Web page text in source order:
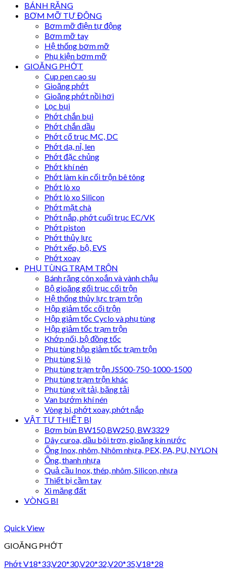
BÁNH RĂNG
BƠM MỠ TỰ ĐỘNG
Bơm mỡ điện tự động
Bơm mỡ tay
Hệ thống bơm mỡ
Phụ kiện bơm mỡ
GIOĂNG PHỚT
Cup pen cao su
Gioăng phớt
Gioăng phớt nồi hơi
Lọc bụi
Phớt chắn bụi
Phớt chắn dầu
Phớt cổ trục MC, DC
Phớt dạ, nỉ, len
Phớt đặc chủng
Phớt khí nén
Phớt làm kín cối trộn bê tông
Phớt lò xo
Phớt lò xo Silicon
Phớt mặt chà
Phớt nắp, phớt cuối trục EC/VK
Phớt piston
Phớt thủy lực
Phớt xếp, bộ, EVS
Phớt xoay
PHỤ TÙNG TRẠM TRỘN
Bánh răng côn xoắn và vành chậu
Bộ gioăng gối trục cối trộn
Hệ thống thủy lực trạm trộn
Hộp giảm tốc cối trộn
Hộp giảm tốc Cyclo và phụ tùng
Hộp giảm tốc trạm trộn
Khớp nối, bộ đồng tốc
Phụ tùng hộp giảm tốc trạm trộn
Phụ tùng Si lô
Phụ tùng trạm trộn JS500-750-1000-1500
Phụ tùng trạm trộn khác
Phụ tùng vít tải, băng tải
Van bướm khí nén
Vòng bi, phớt xoay, phớt nắp
VẬT TƯ THIẾT BỊ
Bơm bùn BW150,BW250, BW3329
Dây curoa, dầu bôi trơn, gioăng kín nước
Ống Inox, nhôm, Nhôm nhựa, PEX, PA, PU, NYLON
Ống, thanh nhựa
Quả cầu Inox, thép, nhôm, Silicon, nhựa
Thiết bị cầm tay
Xi măng đất
VÒNG BI
Quick View
GIOĂNG PHỚT
Phớt V18*33,V20*30,V20*32,V20*35,V18*28